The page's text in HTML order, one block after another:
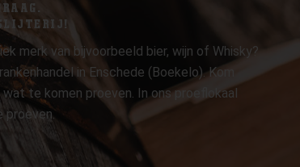
merk van bijvoorbeeld bier, wijn of Whisky?
in Enschede (Boekelo). Kom
te komen proeven. In ons proeflokaal
proeven.